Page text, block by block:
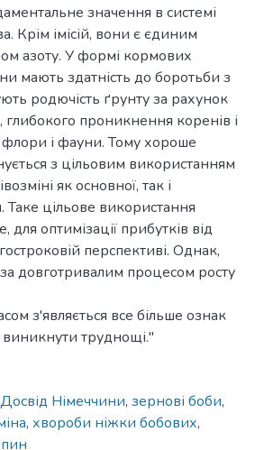
значення в системі
Крім імісій, вони є єдиним
азоту. У формі кормових
мають здатність до боротьби з
родючість ґрунту за рахунок
глибокого проникнення коренів і
флори і фауни. Тому хороше
з цільовим використанням
як основної, так і
Таке цільове використання
оптимізації прибутків від
перспективі. Однак,
довготривалим процесом росту
з'являється все більше ознак
труднощі."
Досвід Німеччини, зернові боби,
, хвороби ніжки бобових,